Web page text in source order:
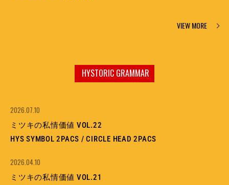
VIEW MORE
HYSTORIC GRAMMAR
2026.07.10
ミツキの私情価値 VOL.22
HYS SYMBOL 2PACS / CIRCLE HEAD 2PACS
2026.04.10
ミツキの私情価値 VOL.21